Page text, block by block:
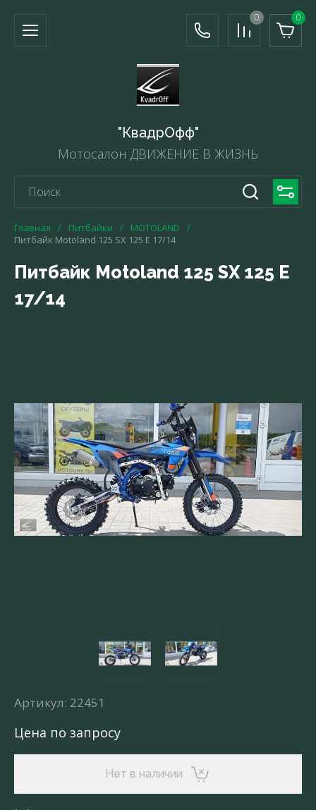
0 0
"КвадрОфф"
Мотосалон ДВИЖЕНИЕ В ЖИЗНЬ
Главная / Питбайки / MOTOLAND
/
Питбайк Motoland 125 SX 125 E 17/14
Питбайк Motoland 125 SX 125 E
17/14
Артикул: 22451
Цена по запросу
Нет в наличии